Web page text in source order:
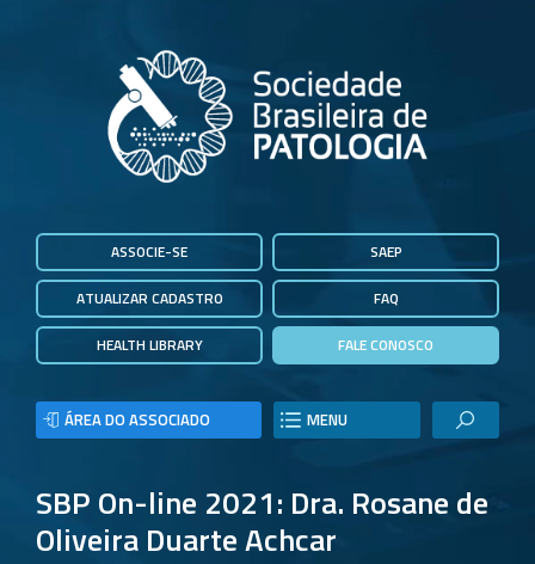
ASSOCIE-SE
ATUALIZAR CADASTRO
HEALTH LIBRARY
SAEP
FAQ
FALE CONOSCO
ÁREA DO ASSOCIADO MENU
SBP On-line 2021: Dra. Rosane de
Oliveira Duarte Achcar